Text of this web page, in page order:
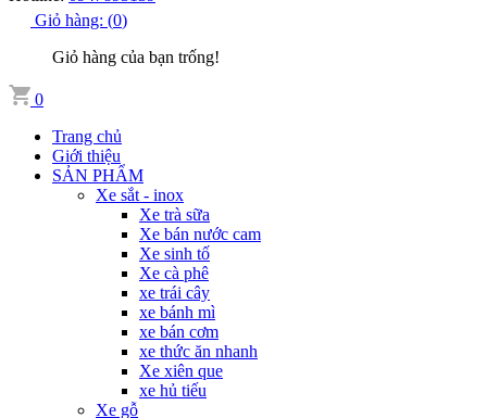
Giỏ hàng: (0)
Giỏ hàng của bạn trống!
0
Trang chủ
Giới thiệu
SẢN PHẨM
Xe sắt - inox
Xe trà sữa
Xe bán nước cam
Xe sinh tố
Xe cà phê
xe trái cây
xe bánh mì
xe bán cơm
xe thức ăn nhanh
Xe xiên que
xe hủ tiếu
Xe gỗ